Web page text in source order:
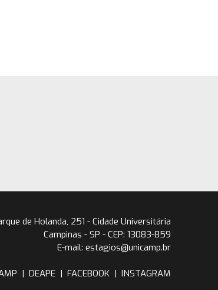
de Holanda, 251 - Cidade Universitária
Campinas - SP - CEP: 13083-859
E-mail: estagios@unicamp.br
| DEAPE | FACEBOOK | INSTAGRAM